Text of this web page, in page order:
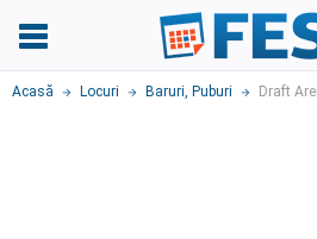
Acasă Locuri Baruri, Puburi Draft